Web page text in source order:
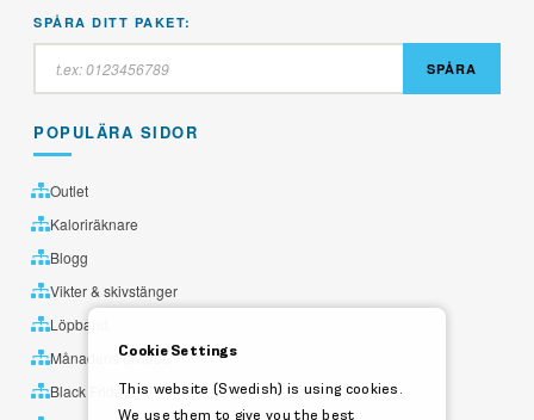
SPÅRA DITT PAKET:
SPÅRA
POPULÄRA SIDOR
Outlet
Kaloriräknare
Blogg
Vikter & skivstänger
Löpband
Månadens utvalda
Black Friday
Cookie Settings
This website (Swedish) is using cookies.
We use them to give you the best